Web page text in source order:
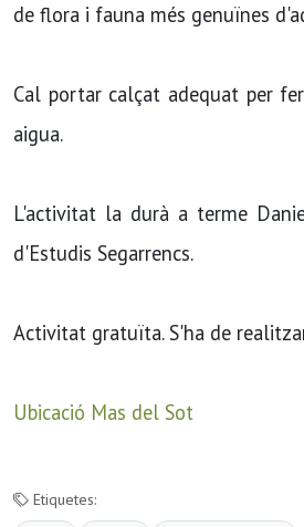
de flora i fauna més genuïnes
Cal portar calçat adequat per
aigua.
L'activitat la durà a terme
d'Estudis Segarrencs.
Activitat gratuïta. S'ha de
Ubicació Mas del Sot
Etiquetes: